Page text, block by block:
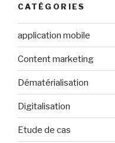
CATÉGORIES
application mobile
Content marketing
Dématérialisation
Digitalisation
Etude de cas